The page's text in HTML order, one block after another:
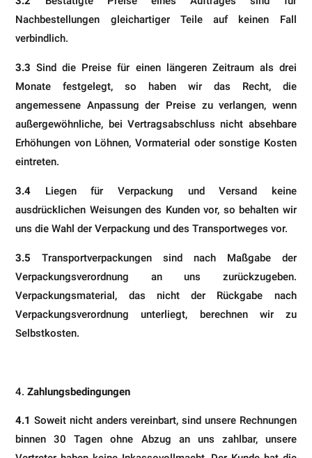
Nachbestellungen gleichartiger Teile auf keinen Fall
verbindlich.
3.3 Sind die Preise für einen längeren Zeitraum als drei
Monate festgelegt, so haben wir das Recht, die
angemessene Anpassung der Preise zu verlangen, wenn
außergewöhnliche, bei Vertragsabschluss nicht absehbare
Erhöhungen von Löhnen, Vormaterial oder sonstige Kosten
eintreten.
3.4 Liegen für Verpackung und Versand keine
ausdrücklichen Weisungen des Kunden vor, so behalten wir
uns die Wahl der Verpackung und des Transportweges vor.
3.5 Transportverpackungen sind nach Maßgabe der
Verpackungsverordnung an uns zurückzugeben.
Verpackungsmaterial, das nicht der Rückgabe nach
Verpackungsverordnung unterliegt, berechnen wir zu
Selbstkosten.
Zahlungsbedingungen
4.1 Soweit nicht anders vereinbart, sind unsere Rechnungen
binnen 30 Tagen ohne Abzug an uns zahlbar, unsere